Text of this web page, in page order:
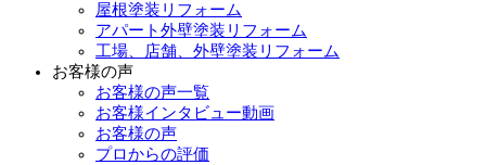
屋根塗装リフォーム
アパート外壁塗装リフォーム
工場、店舗、外壁塗装リフォーム
お客様の声
お客様の声一覧
お客様インタビュー動画
お客様の声
プロからの評価